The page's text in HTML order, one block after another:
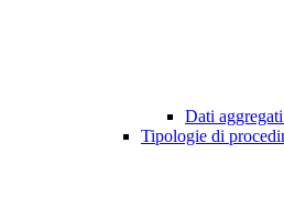
Dati
Tipologie di